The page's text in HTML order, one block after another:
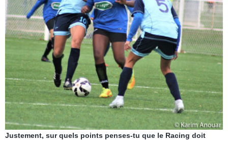
Justement, sur quels points penses-tu que le Racing doit